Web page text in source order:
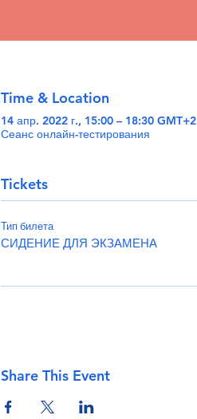
Time & Location
14 апр. 2022 г., 15:00 – 18:30 GMT+2
Сеанс онлайн-тестирования
Tickets
Тип билета
СИДЕНИЕ ДЛЯ ЭКЗАМЕНА
Share This Event